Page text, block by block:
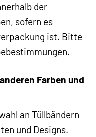
der
sofern es
ist. Bitte
Farben und
an Tüllbändern
und Designs.